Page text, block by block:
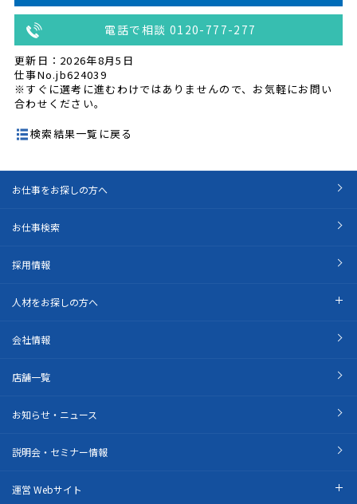
電話で相談 0120-777-277
更新日：2026年8月5日
仕事No.jb624039
※すぐに選考に進むわけではありませんので、お気軽にお問い
合わせください。
検索結果一覧に戻る
お仕事をお探しの方へ
お仕事検索
採用情報
人材をお探しの方へ
会社情報
店舗一覧
お知らせ・ニュース
説明会・セミナー情報
運営 Webサイト